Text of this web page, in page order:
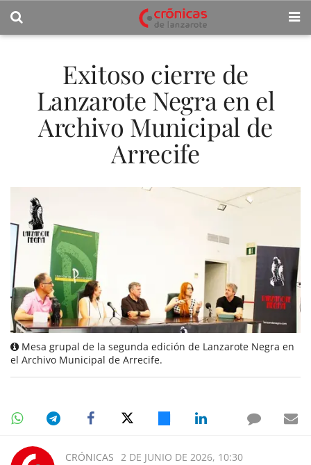
Exitoso cierre de
Lanzarote Negra en el
Archivo Municipal de
Arrecife
Mesa grupal de la segunda edición de Lanzarote Negra en
el Archivo Municipal de Arrecife.
CRÓNICAS 2 DE JUNIO DE 2026, 10:30